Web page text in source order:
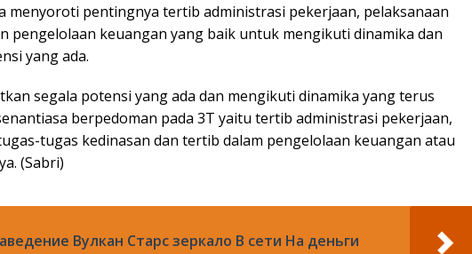
menyoroti pentingnya tertib administrasi pekerjaan, pelaksanaan
pengelolaan keuangan yang baik untuk mengikuti dinamika dan
yang ada.
segala potensi yang ada dan mengikuti dinamika yang terus
berpedoman pada 3T yaitu tertib administrasi pekerjaan,
tugas kedinasan dan tertib dalam pengelolaan keuangan atau
(Sabri)
Вулкан Старс зеркало В сети На деньги